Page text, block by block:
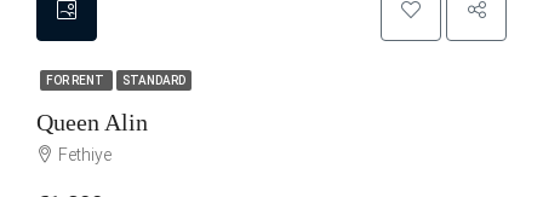
FOR RENT STANDARD
Queen Alin
Fethiye